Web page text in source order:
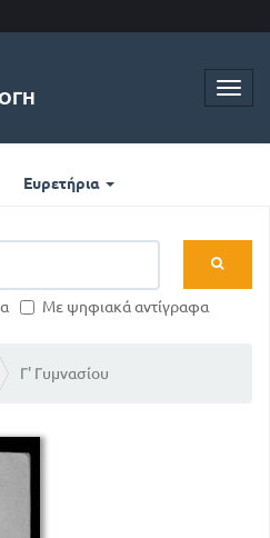
Ευρετήρια
Με ψηφιακά αντίγραφα
Γ' Γυμνασίου